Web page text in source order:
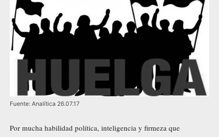
Fuente: Analítica 26.07.17
Por mucha habilidad política, inteligencia y firmeza que